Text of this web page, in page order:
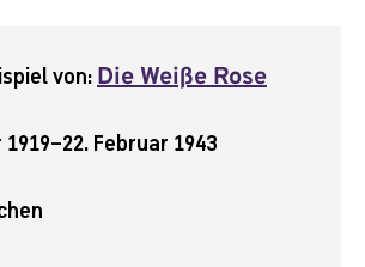
von:Die Weiße Rose
–22. Februar 1943